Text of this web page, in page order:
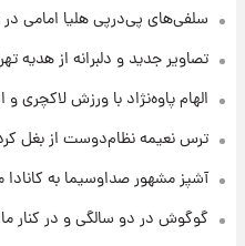
۲۲ ساعت پیش
افشای
۲۳ ساعت پیش
ثریا
سلفی‌های پی‌درپی هلیا امامی
تصاویر جدید و دلبرانه از هدیه
الهام پاوه‌نژاد با ورزش
ترس نعیمه نظام‌دوست از بغل
آشپز مشهور صداوسیما به
گوگوش در دو سالگی و در کنار